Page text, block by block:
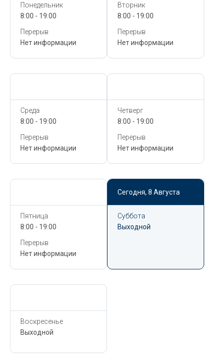
Понедельник
8:00 - 19:00
Перерыв
Нет информации
Вторник
8:00 - 19:00
Перерыв
Нет информации
Среда
8:00 - 19:00
Перерыв
Нет информации
Четверг
8:00 - 19:00
Перерыв
Нет информации
Пятница
8:00 - 19:00
Перерыв
Нет информации
Сегодня, 8 Августа
Суббота
Выходной
Воскресенье
Выходной